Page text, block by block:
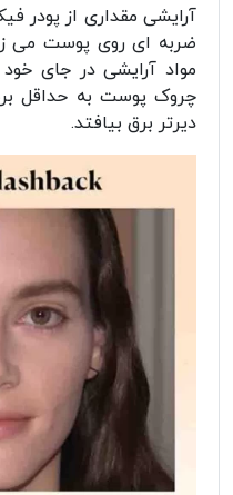
آرایشی مقداری از پودر
ضربه ای روی پوست می
مواد آرایشی در جای
چروک پوست به حداقل
دیرتر برق بیافتد.